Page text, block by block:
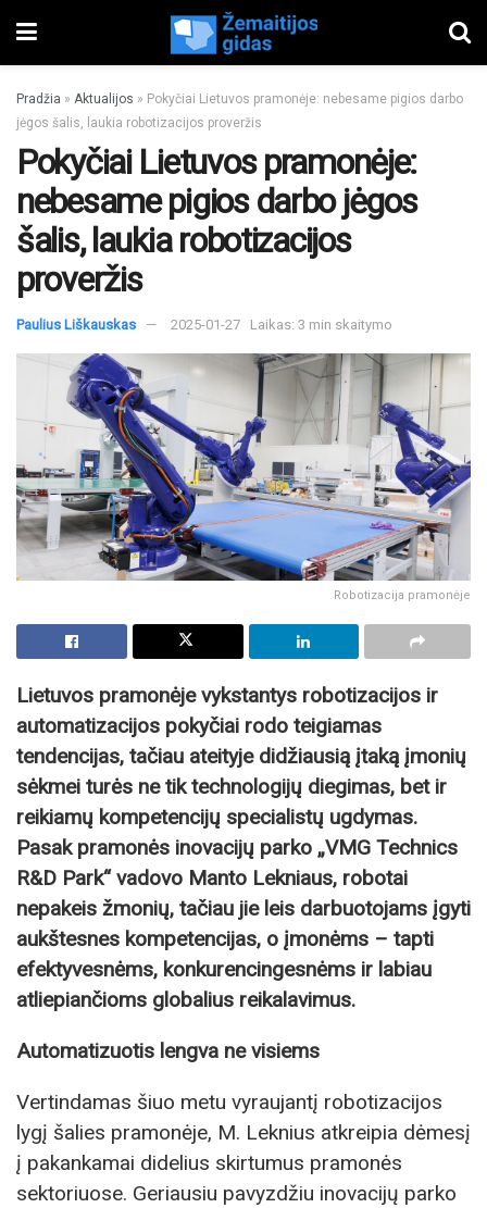
Pradžia » Aktualijos » Pokyčiai Lietuvos pramonėje: nebesame pigios darbo
jėgos šalis, laukia robotizacijos proveržis
Pokyčiai Lietuvos pramonėje:
nebesame pigios darbo jėgos
šalis, laukia robotizacijos
proveržis
Paulius Liškauskas 2025-01-27 Laikas: 3 min skaitymo
Robotizacija pramonėje
Lietuvos pramonėje vykstantys robotizacijos ir
automatizacijos pokyčiai rodo teigiamas
tendencijas, tačiau ateityje didžiausią įtaką įmonių
sėkmei turės ne tik technologijų diegimas, bet ir
reikiamų kompetencijų specialistų ugdymas.
Pasak pramonės inovacijų parko „VMG Technics
R&D Park“ vadovo Manto Lekniaus, robotai
nepakeis žmonių, tačiau jie leis darbuotojams įgyti
aukštesnes kompetencijas, o įmonėms – tapti
efektyvesnėms, konkurencingesnėms ir labiau
atliepiančioms globalius reikalavimus.
Automatizuotis lengva ne visiems
Vertindamas šiuo metu vyraujantį robotizacijos
lygį šalies pramonėje, M. Leknius atkreipia dėmesį
į pakankamai didelius skirtumus pramonės
sektoriuose. Geriausiu pavyzdžiu inovacijų parko